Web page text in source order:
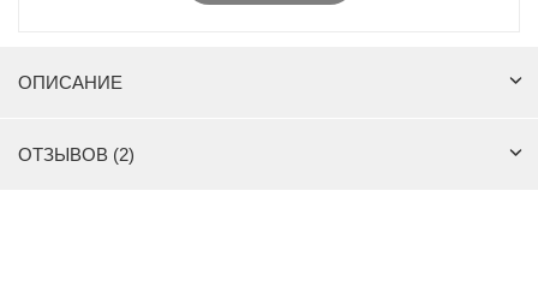
ОПИСАНИЕ
ОТЗЫВОВ (2)